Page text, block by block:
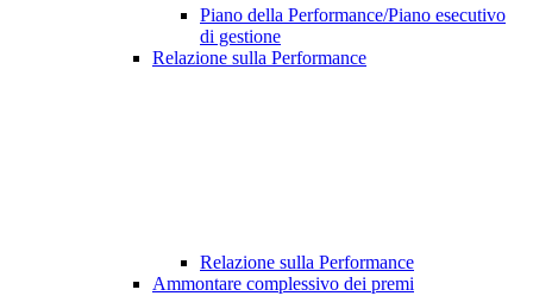
Piano della Performance/Piano esecutivo
di gestione
Relazione sulla Performance
Relazione sulla Performance
Ammontare complessivo dei premi